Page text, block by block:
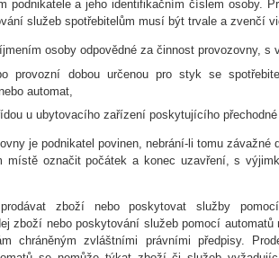
podnikatele a jeho identifikačním číslem osoby.
služeb spotřebitelům musí být trvale a zvenčí
osoby odpovědné za činnost provozovny, s
provozní dobou určenou pro styk se
automat,
u ubytovacího zařízení poskytujícího
je podnikatel povinen, nebrání-li tomu závažné
místě označit počátek a konec uzavření, s
prodávat zboží nebo poskytovat služby
zboží nebo poskytování služeb pomocí
chráněným zvláštními právními předpisy.